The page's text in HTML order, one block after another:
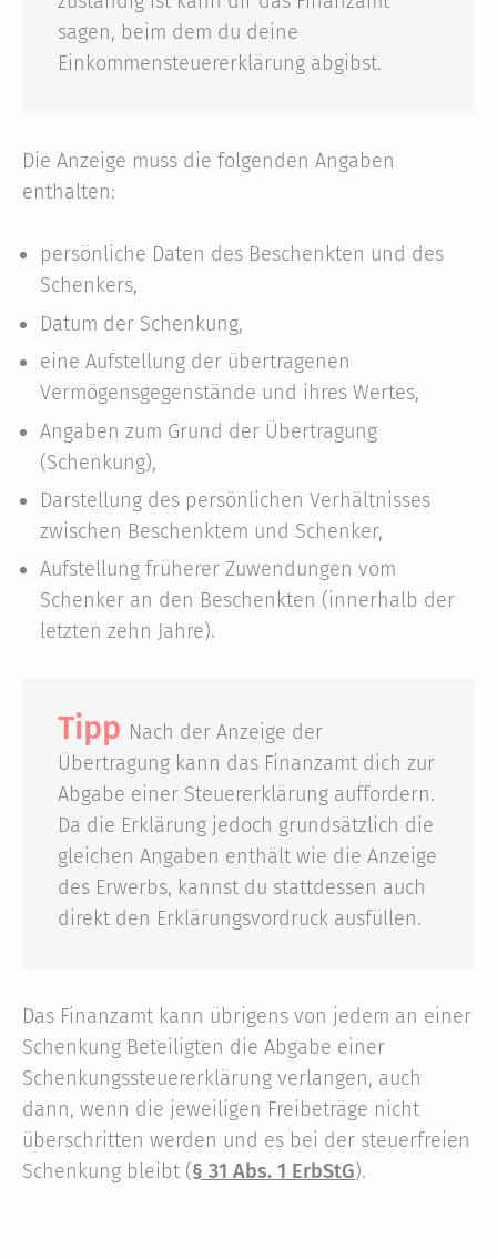
sagen, beim dem du deine
Einkommensteuererklärung abgibst.
Die Anzeige muss die folgenden Angaben
enthalten:
persönliche Daten des Beschenkten und des
Schenkers,
Datum der Schenkung,
eine Aufstellung der übertragenen
Vermögensgegenstände und ihres Wertes,
Angaben zum Grund der Übertragung
(Schenkung),
Darstellung des persönlichen Verhältnisses
zwischen Beschenktem und Schenker,
Aufstellung früherer Zuwendungen vom
Schenker an den Beschenkten (innerhalb der
letzten zehn Jahre).
Tipp Nach der Anzeige der
Übertragung kann das Finanzamt dich zur
Abgabe einer Steuererklärung auffordern.
Da die Erklärung jedoch grundsätzlich die
gleichen Angaben enthält wie die Anzeige
des Erwerbs, kannst du stattdessen auch
direkt den Erklärungsvordruck ausfüllen.
Das Finanzamt kann übrigens von jedem an einer
Schenkung Beteiligten die Abgabe einer
Schenkungssteuererklärung verlangen, auch
dann, wenn die jeweiligen Freibeträge nicht
überschritten werden und es bei der steuerfreien
Schenkung bleibt (§ 31 Abs. 1 ErbStG).